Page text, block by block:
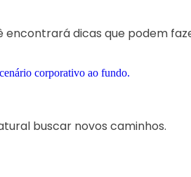
encontrará dicas que podem
buscar novos caminhos.